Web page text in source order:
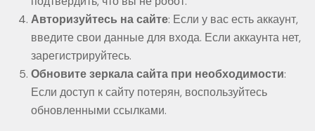
Авторизуйтесь на сайте: Если у вас есть аккаунт,
введите свои данные для входа. Если аккаунта нет,
зарегистрируйтесь.
Обновите зеркала сайта при необходимости:
Если доступ к сайту потерян, воспользуйтесь
обновленными ссылками.